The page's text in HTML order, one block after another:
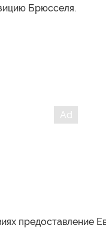
Брюсселя.
предоставление